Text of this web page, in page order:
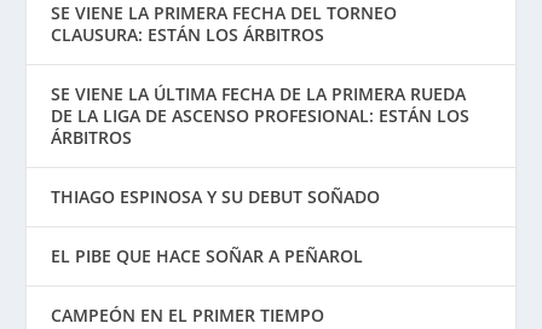
SE VIENE LA PRIMERA FECHA DEL TORNEO
CLAUSURA: ESTÁN LOS ÁRBITROS
SE VIENE LA ÚLTIMA FECHA DE LA PRIMERA RUEDA
DE LA LIGA DE ASCENSO PROFESIONAL: ESTÁN LOS
ÁRBITROS
THIAGO ESPINOSA Y SU DEBUT SOÑADO
EL PIBE QUE HACE SOÑAR A PEÑAROL
CAMPEÓN EN EL PRIMER TIEMPO